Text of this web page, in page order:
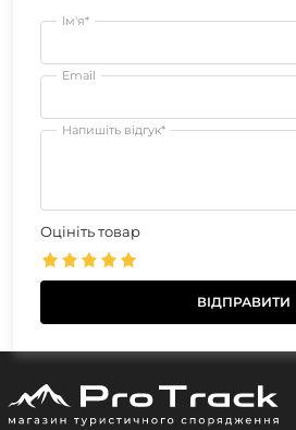
Ім'я*
Email
Напишіть відгук*
Оцініть товар